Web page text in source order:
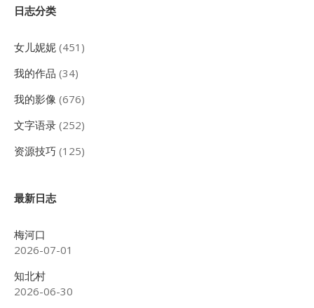
Sidebar
日志分类
女儿妮妮 (451)
我的作品 (34)
我的影像 (676)
文字语录 (252)
资源技巧 (125)
最新日志
梅河口
2026-07-01
知北村
2026-06-30